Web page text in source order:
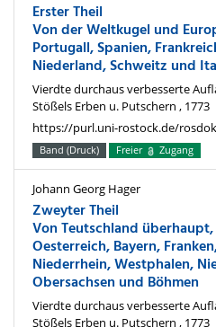
Erster Theil
Von der Weltkugel und
Portugall, Spanien,
Niederland, Schweitz und
Vierdte durchaus verbesserte
Stößels Erben u. Putschern , 1773
https://purl.uni-rostock.de/
Band (Druck) Freier Zugang
Johann Georg Hager
Zweyter Theil
Von Teutschland
Oesterreich, Bayern,
Niederrhein, Westphalen,
Obersachsen und Böhmen
Vierdte durchaus verbesserte
Stößels Erben u. Putschern , 1773